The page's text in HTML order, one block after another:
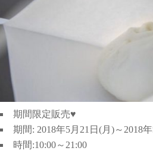
期間限定販売♥
期間: 2018年5月21日(月)～2018
時間:10:00～21:00